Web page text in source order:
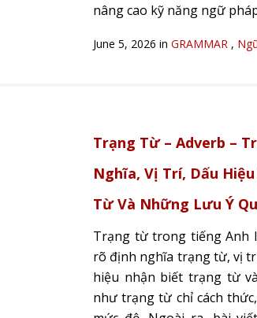
nâng cao kỹ năng ngữ
June 5, 2026 in GRAMMAR ,
Trạng Từ – Adverb –
Nghĩa, Vị Trí, Dấu
Từ Và Những Lưu Ý
Trạng từ trong tiếng Anh
rõ định nghĩa trạng từ, vị
hiệu nhận biết trạng từ
như trạng từ chỉ cách